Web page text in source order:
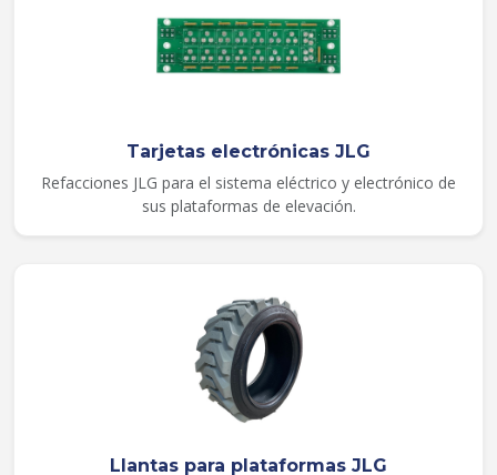
Tarjetas electrónicas JLG
Refacciones JLG para el sistema eléctrico y electrónico de
sus plataformas de elevación.
Llantas para plataformas JLG